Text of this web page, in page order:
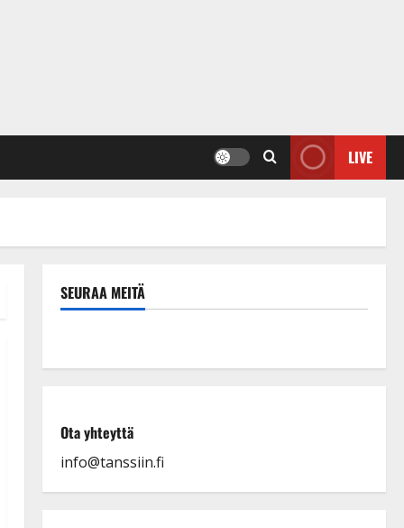
LIVE
SEURAA MEITÄ
Ota yhteyttä
info@tanssiin.fi